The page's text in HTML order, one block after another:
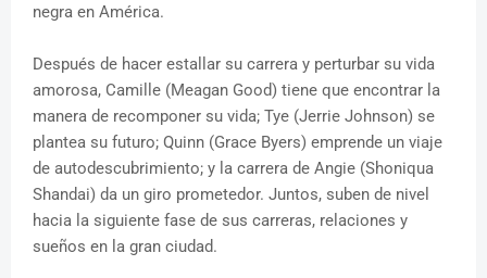
negra en América.
Después de hacer estallar su carrera y perturbar su vida
amorosa, Camille (Meagan Good) tiene que encontrar la
manera de recomponer su vida; Tye (Jerrie Johnson) se
plantea su futuro; Quinn (Grace Byers) emprende un viaje
de autodescubrimiento; y la carrera de Angie (Shoniqua
Shandai) da un giro prometedor. Juntos, suben de nivel
hacia la siguiente fase de sus carreras, relaciones y
sueños en la gran ciudad.